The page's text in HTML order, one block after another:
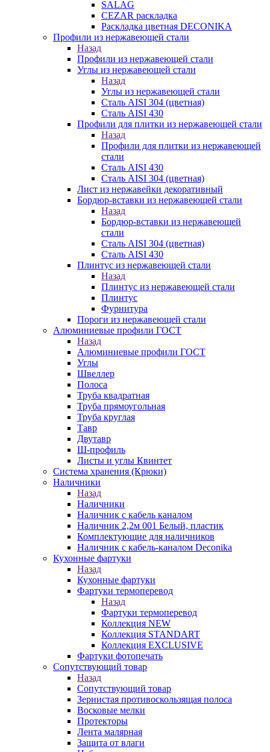
SALAG
CEZAR раскладка
Раскладка цветная DECONIKA
Профили из нержавеющей стали
Назад
Профили из нержавеющей стали
Углы из нержавеющей стали
Назад
Углы из нержавеющей стали
Сталь AISI 304 (цветная)
Сталь AISI 430
Профили для плитки из нержавеющей стали
Назад
Профили для плитки из нержавеющей
стали
Сталь AISI 430
Сталь AISI 304 (цветная)
Лист из нержавейки декоративный
Бордюр-вставки из нержавеющей стали
Назад
Бордюр-вставки из нержавеющей
стали
Сталь AISI 304 (цветная)
Сталь AISI 430
Плинтус из нержавеющей стали
Назад
Плинтус из нержавеющей стали
Плинтус
Фурнитура
Пороги из нержавеющей стали
Алюминиевые профили ГОСТ
Назад
Алюминиевые профили ГОСТ
Углы
Швеллер
Полоса
Труба квадратная
Труба прямоугольная
Труба круглая
Тавр
Двутавр
Ш-профиль
Листы и углы Квинтет
Система хранения (Крюки)
Наличники
Назад
Наличники
Наличник с кабель каналом
Наличник 2,2м 001 Белый, пластик
Комплектующие для наличников
Наличник с кабель-каналом Deconika
Кухонные фартуки
Назад
Кухонные фартуки
Фартуки термоперевод
Назад
Фартуки термоперевод
Коллекция NEW
Коллекция STANDART
Коллекция EXCLUSIVE
Фартуки фотопечать
Сопутствующий товар
Назад
Сопутствующий товар
Зернистая противоскользящая полоса
Восковые мелки
Протекторы
Лента малярная
Защита от влаги